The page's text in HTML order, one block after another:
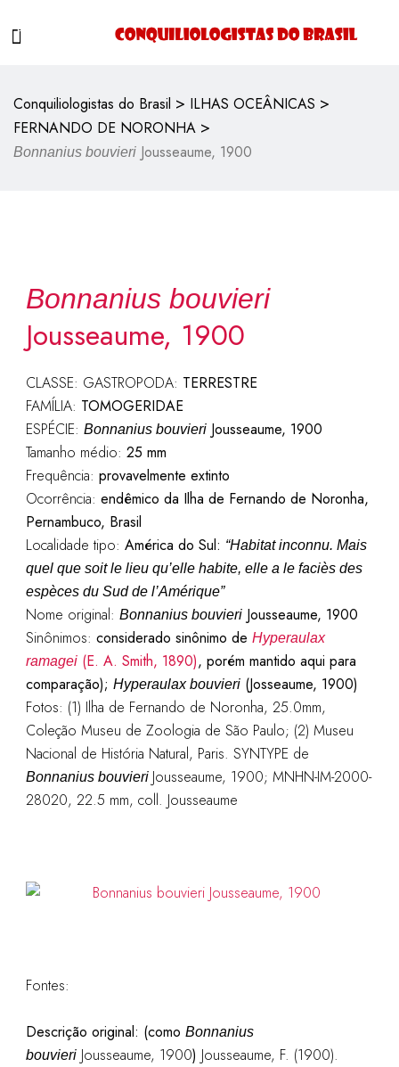
Conquiliologistas do Brasil > ILHAS OCEÂNICAS >
FERNANDO DE NORONHA >
Bonnanius bouvieri Jousseaume, 1900
Bonnanius bouvieri
Jousseaume, 1900
CLASSE: GASTROPODA: TERRESTRE
FAMÍLIA: TOMOGERIDAE
ESPÉCIE: Bonnanius bouvieriJousseaume, 1900
Tamanho médio: 25 mm
Frequência: provavelmente extinto
Ocorrência: endêmico da Ilha de Fernando de Noronha,
Pernambuco, Brasil
Localidade tipo: América do Sul: “Habitat inconnu. Mais
quel que soit le lieu qu’elle habite, elle a le faciès des
espèces du Sud de l’Amérique”
Nome original: Bonnanius bouvieriJousseaume, 1900
Sinônimos: considerado sinônimo de Hyperaulax
ramagei(E. A. Smith, 1890), porém mantido aqui para
comparação); Hyperaulax bouvieri(Josseaume, 1900)
Fotos: (1) Ilha de Fernando de Noronha, 25.0mm,
Coleção Museu de Zoologia de São Paulo; (2) Museu
Nacional de História Natural, Paris. SYNTYPE de
Bonnanius bouvieri Jousseaume, 1900; MNHN-IM-2000-
28020, 22.5 mm, coll. Jousseaume
Fontes:
Descrição original: (como Bonnanius
bouvieriJousseaume, 1900) Jousseaume, F. (1900).